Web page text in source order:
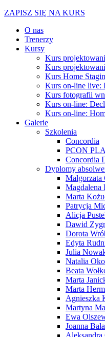
ZAPISZ SIĘ NA KURS
O nas
Trenerzy
Kursy
Kurs
Kurs
Kurs Home
Kurs on-line live:
Kurs fotografii
Kurs on-line:
Kurs on-line:
Galerie
Szkolenia
Concordia
PCON
Concordia
Dyplomy
Magdalena
Marta
Patrycja
Alicja
Dawid
Dorota
Edyta
Julia
Natalia
Beata
Marta
Marta
Agnieszka
Martyna
Ewa
Joanna Bała
Aleksandra